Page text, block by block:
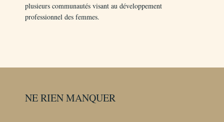
plusieurs communautés visant au développement
professionnel des femmes.
NE RIEN MANQUER